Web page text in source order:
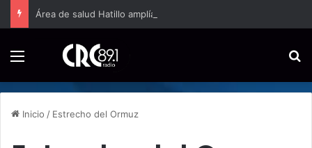
Inicio / Estrecho del Ormuz